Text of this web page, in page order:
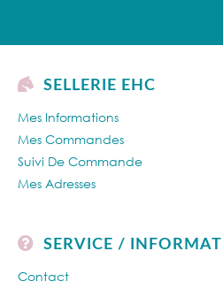
SELLERIE EHC
Mes Informations
Mes Commandes
Suivi De Commande
Mes Adresses
SERVICE /
Contact